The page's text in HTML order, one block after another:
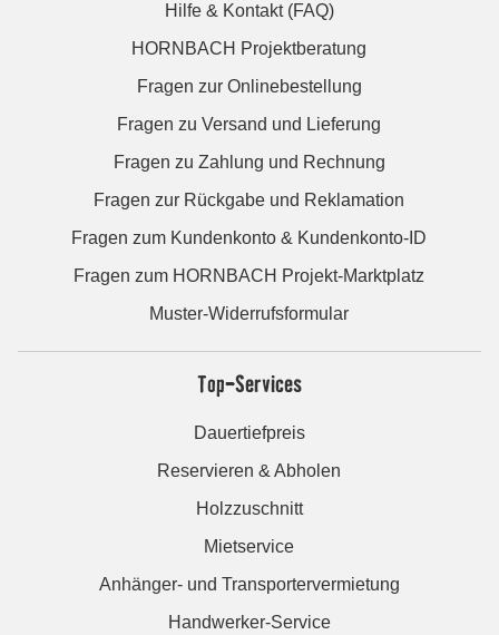
Hilfe & Kontakt (FAQ)
HORNBACH Projektberatung
Fragen zur Onlinebestellung
Fragen zu Versand und Lieferung
Fragen zu Zahlung und Rechnung
Fragen zur Rückgabe und Reklamation
Fragen zum Kundenkonto & Kundenkonto-ID
Fragen zum HORNBACH Projekt-Marktplatz
Muster-Widerrufsformular
Top-Services
Dauertiefpreis
Reservieren & Abholen
Holzzuschnitt
Mietservice
Anhänger- und Transportervermietung
Handwerker-Service